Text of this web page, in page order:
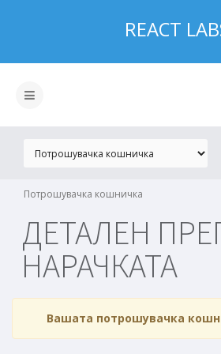
REACT
Потрошувачка кошничка
ДЕТАЛЕН
НАРАЧКАТА
Вашата потрошувачка